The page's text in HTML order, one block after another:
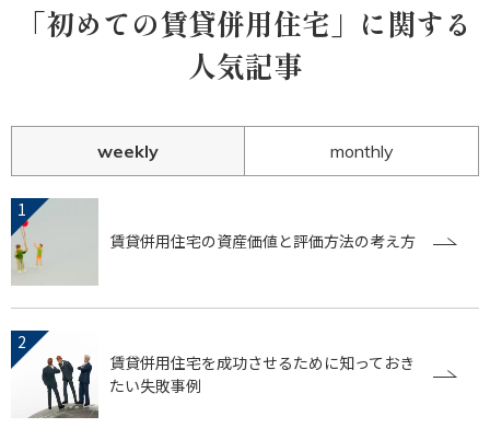
「初めての賃貸併用住宅」に関する
人気記事
weekly monthly
賃貸併用住宅の資産価値と評価方法の考え方
賃貸併用住宅を成功させるために知っておき
たい失敗事例